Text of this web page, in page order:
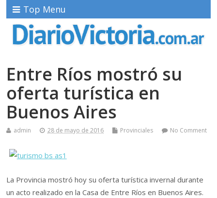
Top Menu
Entre Ríos mostró su
oferta turística en
Buenos Aires
admin 28 de mayo de 2016 Provinciales No Comment
La Provincia mostró hoy su oferta turística invernal durante
un acto realizado en la Casa de Entre Ríos en Buenos Aires.